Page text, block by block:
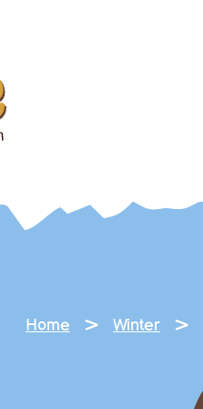
Home > Winter >